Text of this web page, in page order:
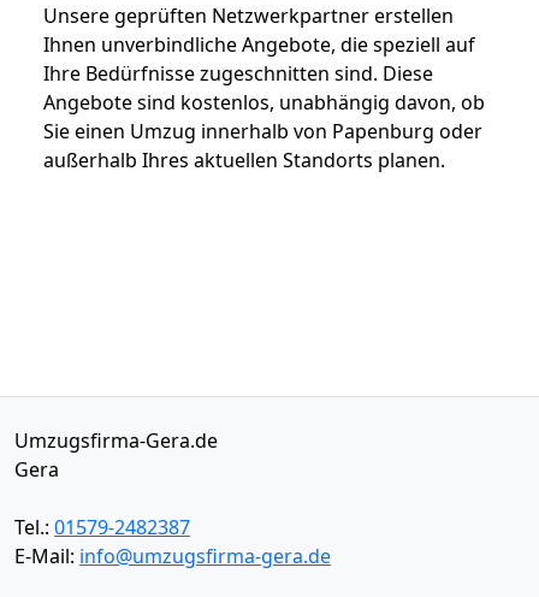
Unsere geprüften Netzwerkpartner erstellen
Ihnen unverbindliche Angebote, die speziell auf
Ihre Bedürfnisse zugeschnitten sind. Diese
Angebote sind kostenlos, unabhängig davon, ob
Sie einen Umzug innerhalb von Papenburg oder
außerhalb Ihres aktuellen Standorts planen.
Umzugsfirma-Gera.de
Gera
Tel.: 01579-2482387
E-Mail: info@umzugsfirma-gera.de